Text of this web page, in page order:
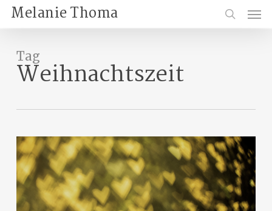
Skip
main
Melanie Thoma
search
Menu
Tag
Weihnachtszeit